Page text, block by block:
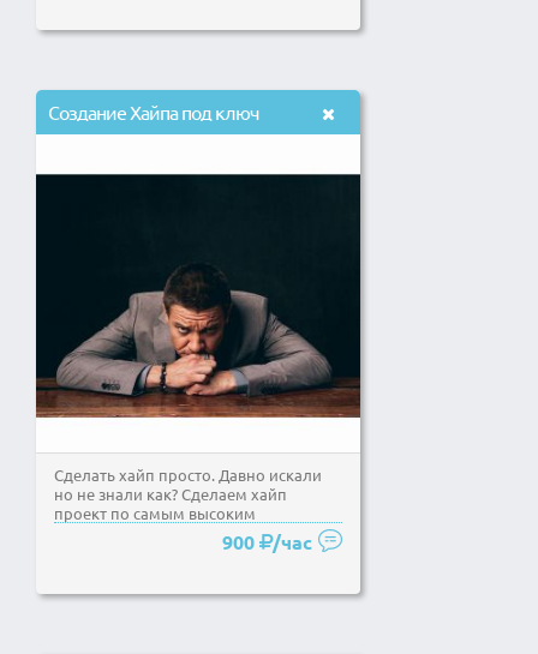
Создание Хайпа под ключ
Сделать хайп просто. Давно искали
но не знали как? Сделаем хайп
проект по самым высоким
стандартам. Хотите купить...
900 /час